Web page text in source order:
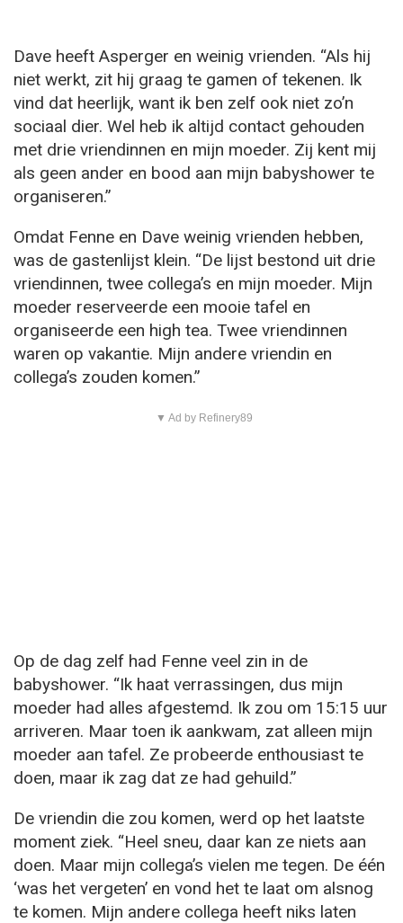
Dave heeft Asperger en weinig vrienden. “Als hij
niet werkt, zit hij graag te gamen of tekenen. Ik
vind dat heerlijk, want ik ben zelf ook niet zo’n
sociaal dier. Wel heb ik altijd contact gehouden
met drie vriendinnen en mijn moeder. Zij kent mij
als geen ander en bood aan mijn babyshower te
organiseren.”
Omdat Fenne en Dave weinig vrienden hebben,
was de gastenlijst klein. “De lijst bestond uit drie
vriendinnen, twee collega’s en mijn moeder. Mijn
moeder reserveerde een mooie tafel en
organiseerde een high tea. Twee vriendinnen
waren op vakantie. Mijn andere vriendin en
collega’s zouden komen.”
▼ Ad by Refinery89
Op de dag zelf had Fenne veel zin in de
babyshower. “Ik haat verrassingen, dus mijn
moeder had alles afgestemd. Ik zou om 15:15 uur
arriveren. Maar toen ik aankwam, zat alleen mijn
moeder aan tafel. Ze probeerde enthousiast te
doen, maar ik zag dat ze had gehuild.”
De vriendin die zou komen, werd op het laatste
moment ziek. “Heel sneu, daar kan ze niets aan
doen. Maar mijn collega’s vielen me tegen. De één
‘was het vergeten’ en vond het te laat om alsnog
te komen. Mijn andere collega heeft niks laten